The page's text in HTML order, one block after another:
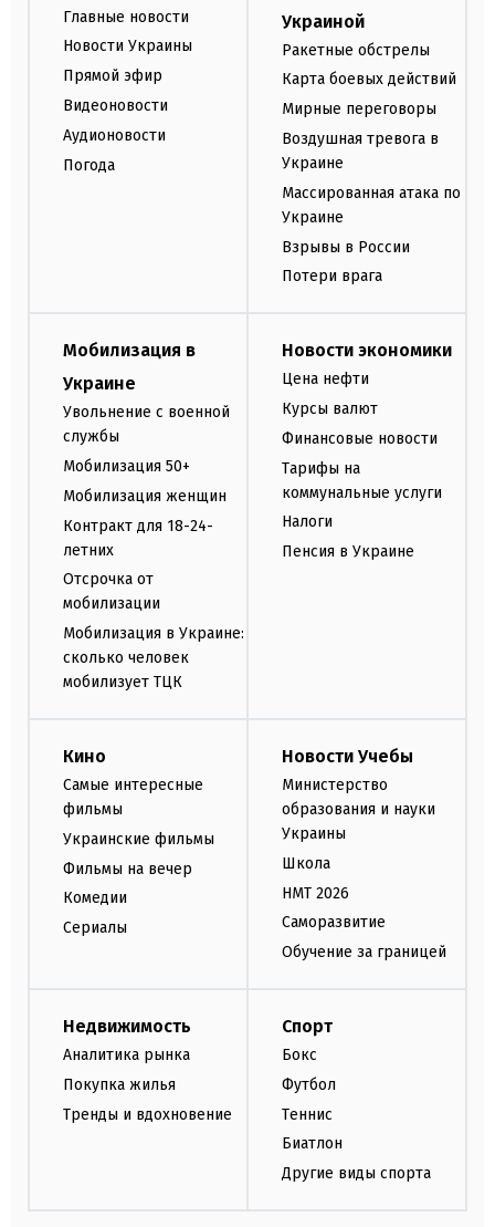
Главные новости
Новости Украины
Прямой эфир
Видеоновости
Аудионовости
Погода
Украиной
Ракетные обстрелы
Карта боевых действий
Мирные переговоры
Воздушная тревога в
Украине
Массированная атака по
Украине
Взрывы в России
Потери врага
Мобилизация в
Украине
Увольнение с военной
службы
Мобилизация 50+
Мобилизация женщин
Контракт для 18-24-
летних
Отсрочка от
мобилизации
Мобилизация в Украине:
сколько человек
мобилизует ТЦК
Новости экономики
Цена нефти
Курсы валют
Финансовые новости
Тарифы на
коммунальные услуги
Налоги
Пенсия в Украине
Кино
Самые интересные
фильмы
Украинские фильмы
Фильмы на вечер
Комедии
Сериалы
Новости Учебы
Министерство
образования и науки
Украины
Школа
НМТ 2026
Саморазвитие
Обучение за границей
Недвижимость
Аналитика рынка
Покупка жилья
Тренды и вдохновение
Спорт
Бокс
Футбол
Теннис
Биатлон
Другие виды спорта